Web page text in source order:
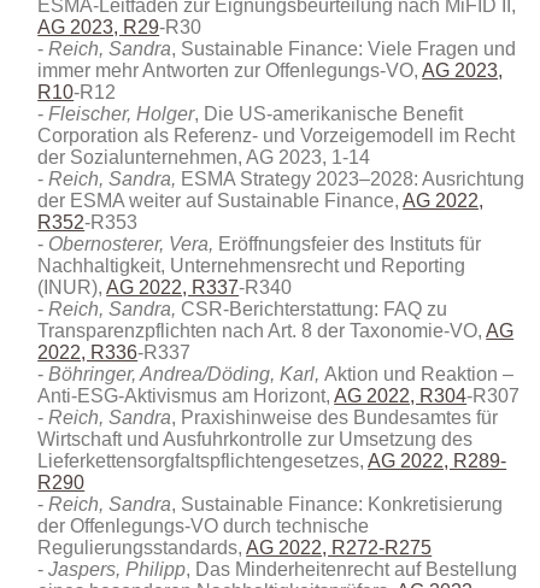
ESMA-Leitfaden zur Eignungsbeurteilung nach MiFID II,
AG 2023, R29-R30
Reich, Sandra, Sustainable Finance: Viele Fragen und
immer mehr Antworten zur Offenlegungs-VO,AG 2023,
R10-R12
Fleischer, Holger, Die US-amerikanische Benefit
Corporation als Referenz- und Vorzeigemodell im Recht
der Sozialunternehmen, AG 2023, 1-14
Reich, Sandra, ESMA Strategy 2023–2028: Ausrichtung
der ESMA weiter auf Sustainable Finance,AG 2022,
R352-R353
Obernosterer, Vera, Eröffnungsfeier des Instituts für
Nachhaltigkeit, Unternehmensrecht und Reporting
(INUR),AG 2022, R337-R340
Reich, Sandra, CSR-Berichterstattung: FAQ zu
Transparenzpflichten nach Art. 8 der Taxonomie-VO,AG
2022, R336-R337
Böhringer, Andrea/Döding, Karl,Aktion und Reaktion –
Anti-ESG-Aktivismus am Horizont,AG 2022, R304-R307
Reich, Sandra, Praxishinweise des Bundesamtes für
Wirtschaft und Ausfuhrkontrolle zur Umsetzung des
Lieferkettensorgfaltspflichtengesetzes,AG 2022, R289-
R290
Reich, Sandra, Sustainable Finance: Konkretisierung
der Offenlegungs-VO durch technische
Regulierungsstandards,AG 2022, R272-R275
Jaspers, Philipp, Das Minderheitenrecht auf Bestellung